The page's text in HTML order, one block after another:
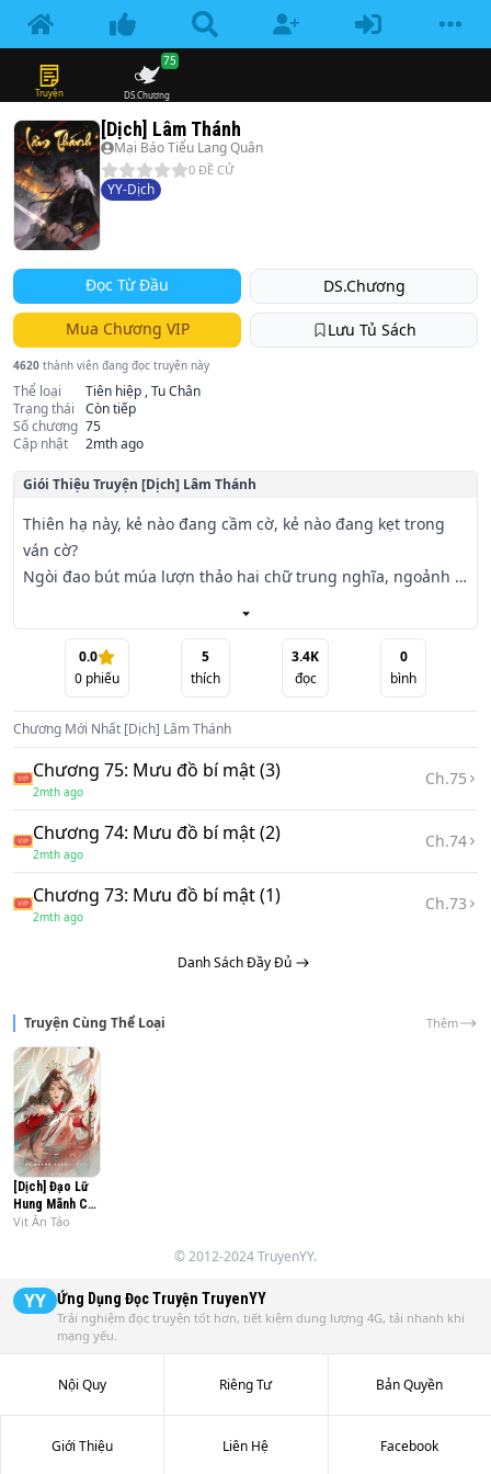
Truyện DS.Chương
75
[Dịch] Lâm Thánh
Mại Báo Tiểu Lang Quân
0 ĐỀ CỬ
YY-Dịch
Đọc Từ Đầu DS.Chương
Mua Chương VIP Lưu Tủ Sách
4620 thành viên đang đọc truyện này
Thể loại
Tiên hiệp , Tu Chân
Trạng thái
Còn tiếp
Số chương 75
Cập nhật
2mth ago
Giói Thiệu Truyện [Dịch] Lâm Thánh
Thiên hạ này, kẻ nào đang cầm cờ, kẻ nào đang kẹt trong
ván cờ?
Ngòi đao bút múa lượn thảo hai chữ trung nghĩa, ngoảnh
Trên điện Kim Loan ca múa triền miên, một nửa giang sơn
sớm đọa cảnh điêu tàn.
Kẻ nào vinh hoa phong vương bái tướng, kẻ nào bi phẫn
"đổi con cho nhau ăn"?
Mãn triều mũ đỏ áo tía thao thao bàn chuyện xã tắc, lại
chẳng một ai thấu tỏ tiếng khóc than của muôn dân.
0.0
0 phiếu
5
thích
3.4K
đọc
0
bình
Chương Mới Nhất [Dịch] Lâm Thánh
Chương 75: Mưu đồ bí mật (3)
2mth ago
Ch.75
Chương 74: Mưu đồ bí mật (2)
2mth ago
Ch.74
Chương 73: Mưu đồ bí mật (1)
2mth ago
Ch.73
Danh Sách Đầy Đủ
Truyện Cùng Thể Loại Thêm
[Dịch] Đạo Lữ
Hung Mãnh Của
Ta Cũng Trùng
Vịt Ăn Táo
© 2012-2024 TruyenYY.
YY Ứng Dụng Đọc Truyện TruyenYY
Trải nghiệm đọc truyện tốt hơn, tiết kiệm dung lượng 4G, tải nhanh khi
mạng yếu.
Nội Quy Riêng Tư Bản Quyền
Giới Thiệu Liên Hệ Facebook